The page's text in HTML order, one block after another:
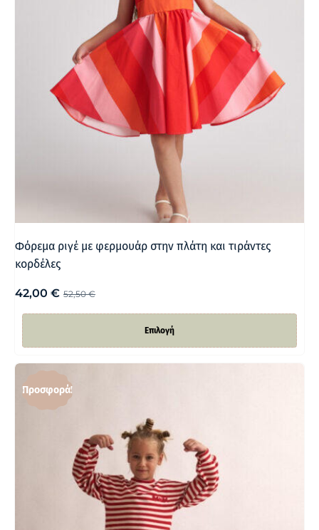
Φόρεμα ριγέ με φερμουάρ στην πλάτη και τιράντες
κορδέλες
52,50€
42,00 €
Επιλογή
Προσφορά!